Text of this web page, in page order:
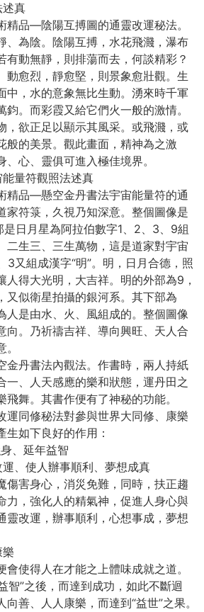
述真
精品—陰陽互搏圖的通靈改運秘法。
、為陰。陰陽互搏，水花飛濺，瀑布
有動無靜，則排蕩而去，何談精彩？
動愈烈，靜愈堅，則景象愈壯觀。生
中，水的意象無比生動。湧來時千軍
。而彩霞又給它們火一般的激情。
，欲正足以顯示其風采。或飛濺，或
般的美景。觀此畫面，精神為之激
心、靈俱可進入極佳境界。
量符觀照法述真
精品—懸空金丹書法宇宙能量符的通
家符箓，久視乃知深意。整個圖像是
是日月星為阿拉伯數字1、2、3、9組
二生三、三生萬物，這是道家對宇宙
3又組成漢字“明”。明，日月合德，照
人得大光明，大吉祥。明的外部為9，
又似衛星拍攝的銀河系。其下部為
人是由水、火、風組成的。整個圖像
向。乃祈禱吉祥、導向興旺、天人合
金丹書法內觀法。作書時，兩人持紙
一、人天感應的樂和狀態，運丹田之
舞。其書作便有了神秘的功能。
運同修秘法對參與世界大同修、康樂
如下良好的作用：
、延年益智
、使人辦事順利、夢想成真
傷害身心，消災免難，同時，扶正趨
力，強化人的精氣神，促進人身心與
靈改運，辦事順利，心想事成，夢想
使得人在才能之上體味成就之道。
智”之後，而達到成功，如此不斷迴
善、人人康樂，而達到“益世”之果。